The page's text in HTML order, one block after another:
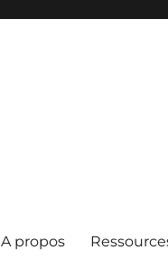
A propos